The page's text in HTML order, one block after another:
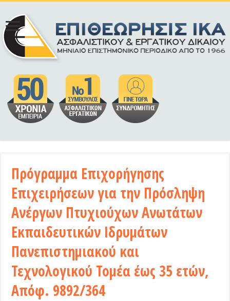
Πρόγραμμα Επιχορήγησης
Επιχειρήσεων για την Πρόσληψη
Ανέργων Πτυχιούχων Ανωτάτων
Εκπαιδευτικών Ιδρυμάτων
Πανεπιστημιακού και
Τεχνολογικού Τομέα έως 35 ετών,
Απόφ. 9892/364